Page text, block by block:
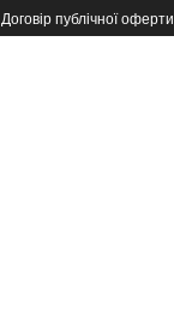
Договір публічної оферти